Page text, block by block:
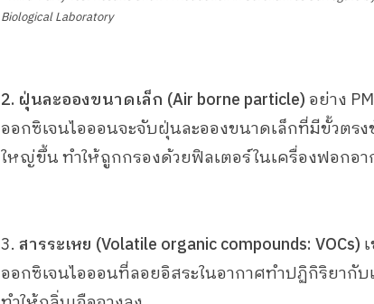
Biological Laboratory
2. ฝุ่นละอองขนาดเล็ก (Air borne particle) อย่าง
ออกซิเจนไอออนจะจับฝุ่นละอองขนาดเล็กที่มีขั้วต
ใหญ่ขึ้น ทำให้ถูกกรองด้วยฟิลเตอร์ในเครื่องฟอกอ
3. สารระเหย (Volatile organic compounds: VOCs)
ออกซิเจนไอออนที่ลอยอิสระในอากาศทำปฏิกิริยากั